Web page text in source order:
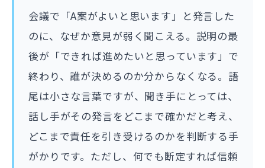
会議で「A案がよいと思います」と発言した
のに、なぜか意見が弱く聞こえる。説明の最
後が「できれば進めたいと思っています」で
終わり、誰が決めるのか分からなくなる。語
尾は小さな言葉ですが、聞き手にとっては、
話し手がその発言をどこまで確かだと考え、
どこまで責任を引き受けるのかを判断する手
がかりです。ただし、何でも断定すれば信頼